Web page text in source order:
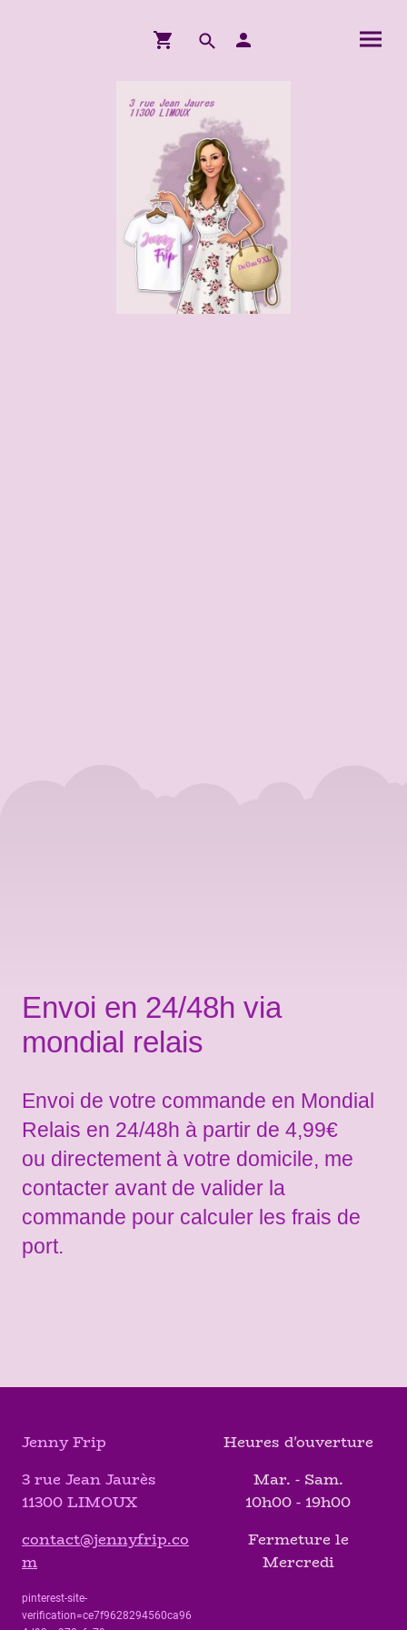
Envoi en 24/48h via
mondial relais
Envoi de votre commande en Mondial
Relais en 24/48h à partir de 4,99€
ou directement à votre domicile, me
contacter avant de valider la
commande pour calculer les frais de
port.
Jenny Frip
3 rue Jean Jaurès
11300 LIMOUX
contact@jennyfrip.co
m
pinterest-site-
verification=ce7f9628294560ca96
Heures d'ouverture
Mar. - Sam.
10h00 - 19h00
Fermeture le
Mercredi